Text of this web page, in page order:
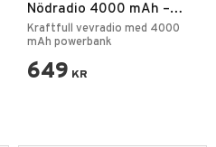
Nödradio 4000 mAh –
AM/FM Vevradio med
Solcell, Powerbank & LED
Kraftfull vevradio med 4000
mAh powerbank
649 KR